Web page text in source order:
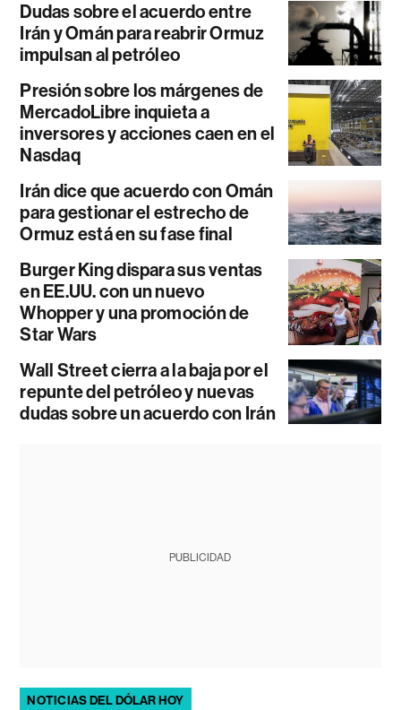
Dudas sobre el acuerdo entre
Irán y Omán para reabrir Ormuz
impulsan al petróleo
Presión sobre los márgenes de
MercadoLibre inquieta a
inversores y acciones caen en el
Nasdaq
Irán dice que acuerdo con Omán
para gestionar el estrecho de
Ormuz está en su fase final
Burger King dispara sus ventas
en EE.UU. con un nuevo
Whopper y una promoción de
Star Wars
Wall Street cierra a la baja por el
repunte del petróleo y nuevas
dudas sobre un acuerdo con Irán
PUBLICIDAD
NOTICIAS DEL DÓLAR HOY